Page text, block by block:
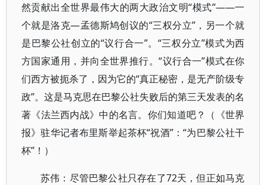
然贡献出全世界最伟大的两大政治文明“模式”——一
个就是洛克—孟德斯鸠创议的“三权分立”，另一个就
是巴黎公社创立的“议行合一”。“三权分立”模式为西
方国家通用，并向全世界推行。“议行合一”模式在你
们西方被扼杀了，因为它的“真正秘密，是无产阶级专
政”。这是马克思在巴黎公社失败后的第三天发表的名
著《法兰西内战》中的名言。你们知道吧？（《世界
报》驻华记者布里斯举起茶杯“祝酒”：“为巴黎公社干
杯”！）
苏伟：尽管巴黎公社只存在了72天，但正如马克